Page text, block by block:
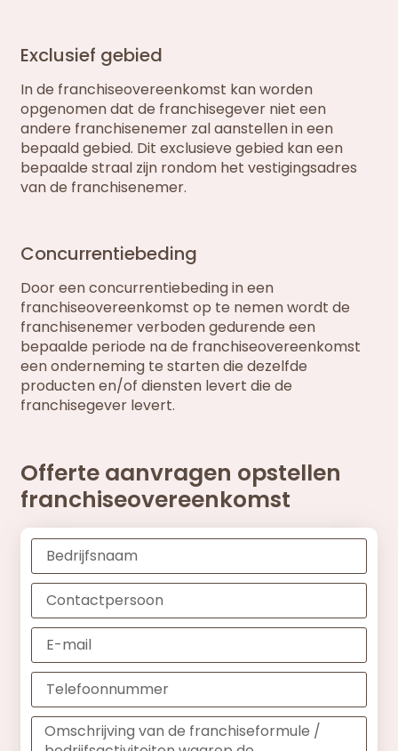
Exclusief gebied
In de franchiseovereenkomst kan worden
opgenomen dat de franchisegever niet een
andere franchisenemer zal aanstellen in een
bepaald gebied. Dit exclusieve gebied kan een
bepaalde straal zijn rondom het vestigingsadres
van de franchisenemer.
Concurrentiebeding
Door een concurrentiebeding in een
franchiseovereenkomst op te nemen wordt de
franchisenemer verboden gedurende een
bepaalde periode na de franchiseovereenkomst
een onderneming te starten die dezelfde
producten en/of diensten levert die de
franchisegever levert.
Offerte aanvragen opstellen
franchiseovereenkomst